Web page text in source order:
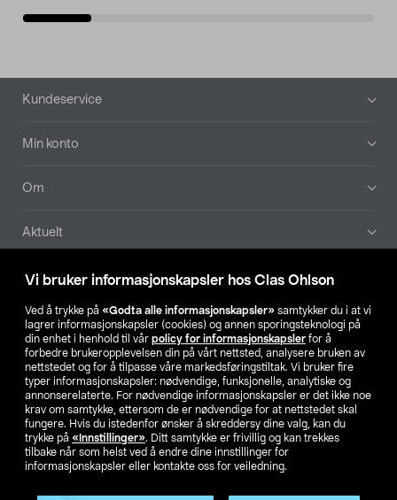
Vi bruker informasjonskapsler hos Clas Ohlson
Ved å trykke på «Godta alle informasjonskapsler» samtykker du i at vi
lagrer informasjonskapsler (cookies) og annen sporingsteknologi på
din enhet i henhold til vår policy for informasjonskapsler for å
forbedre brukeropplevelsen din på vårt nettsted, analysere bruken av
nettstedet og for å tilpasse våre markedsføringstiltak. Vi bruker fire
typer informasjonskapsler: nødvendige, funksjonelle, analytiske og
annonserelaterte. For nødvendige informasjonskapsler er det ikke noe
krav om samtykke, ettersom de er nødvendige for at nettstedet skal
fungere. Hvis du istedenfor ønsker å skreddersy dine valg, kan du
trykke på «Innstillinger». Ditt samtykke er frivillig og kan trekkes
tilbake når som helst ved å endre dine innstillinger for
informasjonskapsler eller kontakte oss for veiledning.
Bunntekst
Kundeservice
Min konto
Om
Aktuelt
Våre selskaper
Finn din butikk
SE NO FI